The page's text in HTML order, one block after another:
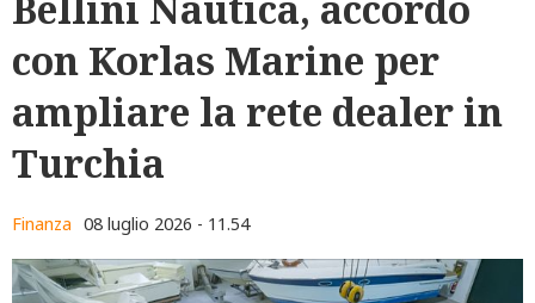
con Korlas Marine per
ampliare la rete dealer in
Turchia
Finanza 08 luglio 2026 - 11.54